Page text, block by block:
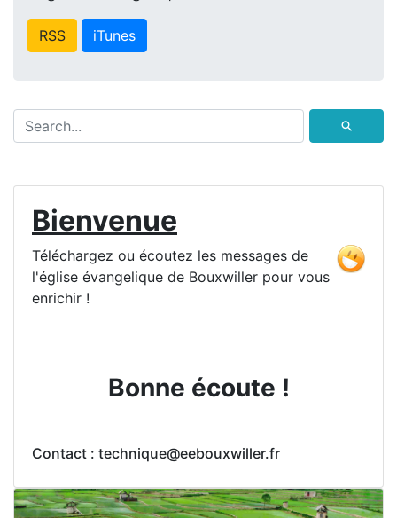
RSS iTunes
⚲
Bienvenue
Téléchargez ou écoutez les messages de
l'église évangelique de Bouxwiller pour vous
enrichir !
Bonne écoute !
Contact : technique@eebouxwiller.fr